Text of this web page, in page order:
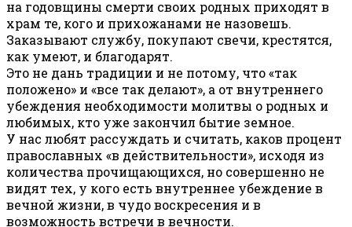
на годовщины смерти своих родных приходят в
храм те, кого и прихожанами не назовешь.
Заказывают службу, покупают свечи, крестятся,
как умеют, и благодарят.
Это не дань традиции и не потому, что «так
положено» и «все так делают», а от внутреннего
убеждения необходимости молитвы о родных и
любимых, кто уже закончил бытие земное.
У нас любят рассуждать и считать, каков процент
православных «в действительности», исходя из
количества прочищающихся, но совершенно не
видят тех, у кого есть внутреннее убеждение в
вечной жизни, в чудо воскресения и в
возможность встречи в вечности.